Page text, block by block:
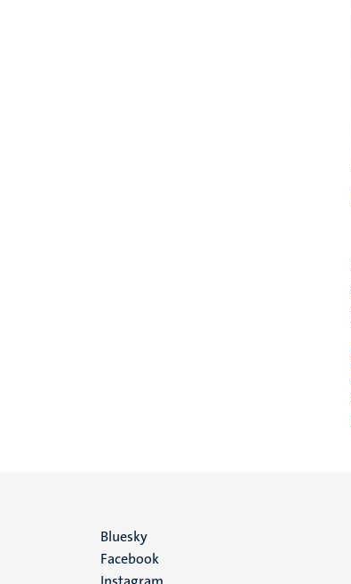
Social
media
Bluesky
Facebook